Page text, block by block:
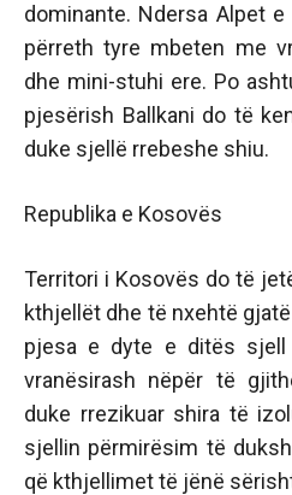
dominante. Ndersa Alpet
përreth tyre mbeten me
dhe mini-stuhi ere. Po
pjesërish Ballkani do të
duke sjellë rrebeshe shiu.
Republika e Kosovës
Territori i Kosovës do të
kthjellët dhe të nxehtë
pjesa e dyte e ditës sjell
vranësirash nëpër të
duke rrezikuar shira të
sjellin përmirësim të
që kthjellimet të jënë